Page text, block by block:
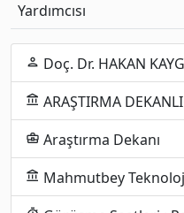
Yardımcısı
person Doç. Dr. HAKAN
account_balance ARAŞTIRMA
business_center Araştırma Dekanı
account_balance Mahmutbey